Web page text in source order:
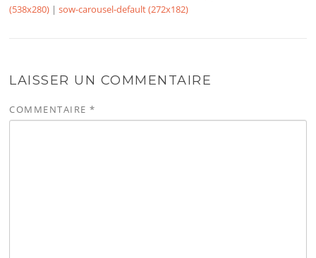
(538x280) |sow-carousel-default (272x182)
LAISSER UN COMMENTAIRE
COMMENTAIRE*